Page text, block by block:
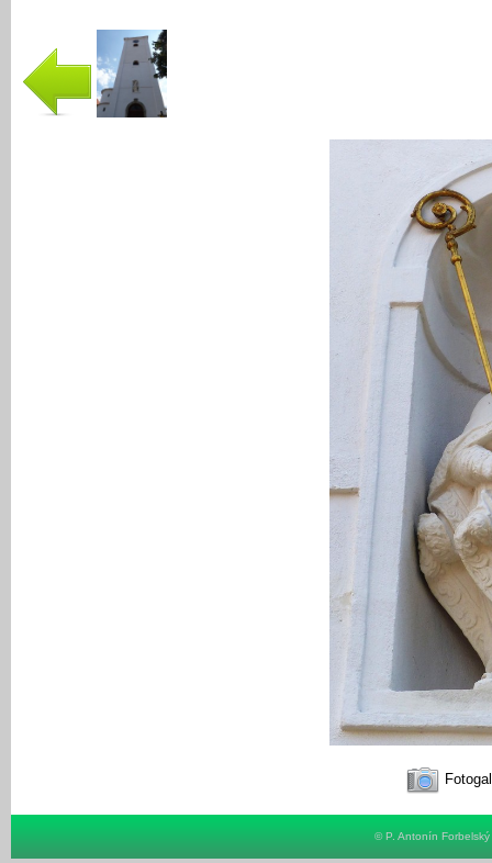
© P. Antonín